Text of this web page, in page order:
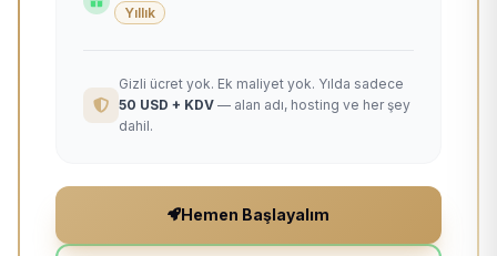
Yıllık
Gizli ücret yok. Ek maliyet yok. Yılda sadece
50 USD + KDV — alan adı, hosting ve her şey
dahil.
Hemen Başlayalım